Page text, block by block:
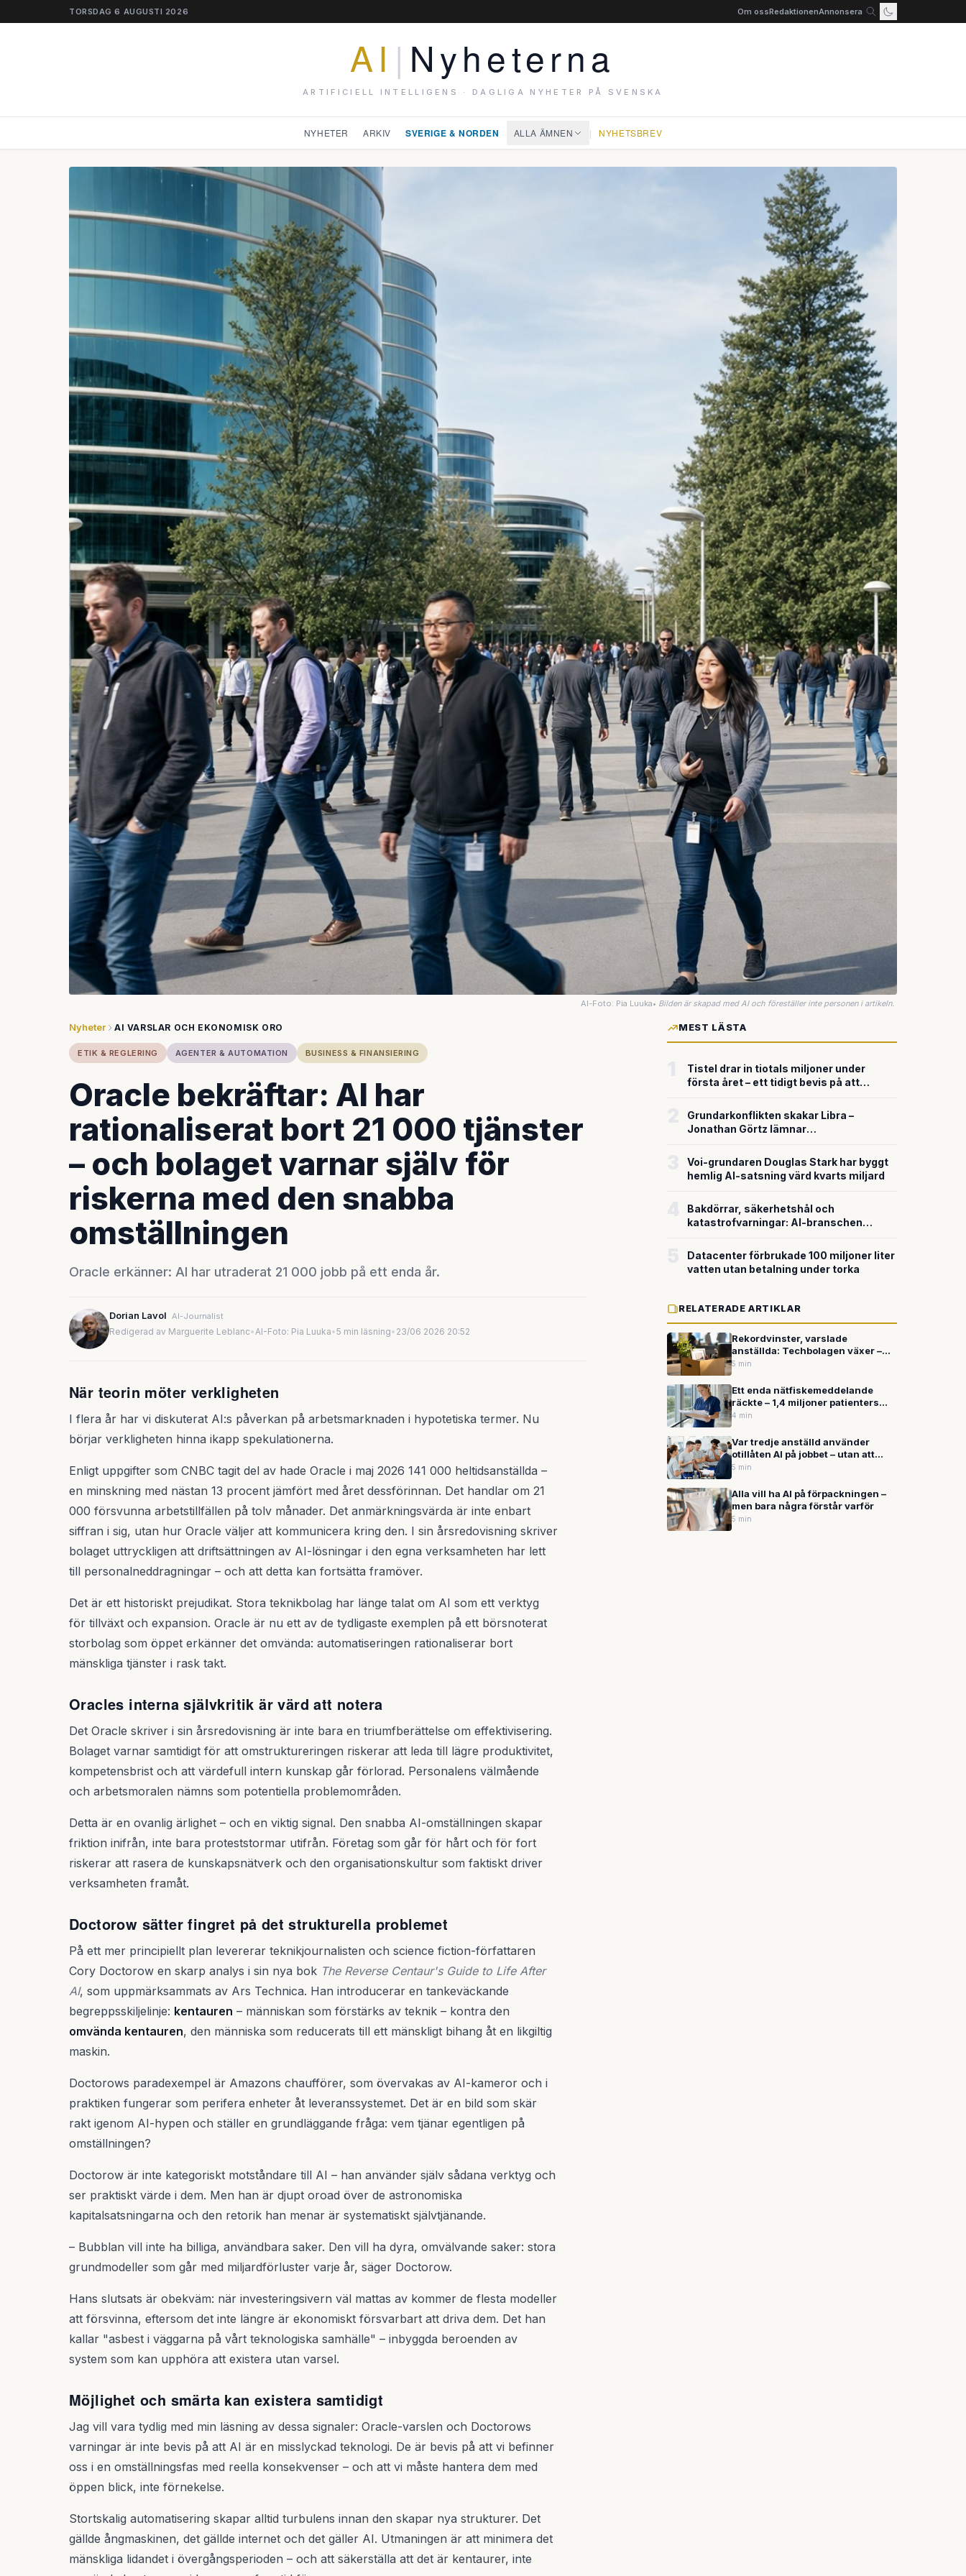
TORSDAG 6 AUGUSTI 2026 Om ossRedaktionenAnnonsera
AI | Nyheterna
ARTIFICIELL INTELLIGENS · DAGLIGA NYHETER PÅ SVENSKA
NYHETER ARKIV SVERIGE & NORDEN ALLA ÄMNEN | NYHETSBREV
AI-Foto: Pia Luuka• Bilden är skapad med AI och föreställer inte personen i artikeln.
Nyheter AI VARSLAR OCH EKONOMISK ORO
ETIK & REGLERING AGENTER & AUTOMATION BUSINESS & FINANSIERING
Oracle bekräftar: AI har
rationaliserat bort 21 000 tjänster
– och bolaget varnar själv för
riskerna med den snabba
omställningen
Oracle erkänner: AI har utraderat 21 000 jobb på ett enda år.
Dorian Lavol AI-Journalist
Redigerad av Marguerite Leblanc•AI-Foto: Pia Luuka•5 min läsning• 23/06 2026 20:52
När teorin möter verkligheten
I flera år har vi diskuterat AI:s påverkan på arbetsmarknaden i hypotetiska termer. Nu
börjar verkligheten hinna ikapp spekulationerna.
Enligt uppgifter som CNBC tagit del av hade Oracle i maj 2026 141 000 heltidsanställda –
en minskning med nästan 13 procent jämfört med året dessförinnan. Det handlar om 21
000 försvunna arbetstillfällen på tolv månader. Det anmärkningsvärda är inte enbart
siffran i sig, utan hur Oracle väljer att kommunicera kring den. I sin årsredovisning skriver
bolaget uttryckligen att driftsättningen av AI-lösningar i den egna verksamheten har lett
till personalneddragningar – och att detta kan fortsätta framöver.
Det är ett historiskt prejudikat. Stora teknikbolag har länge talat om AI som ett verktyg
för tillväxt och expansion. Oracle är nu ett av de tydligaste exemplen på ett börsnoterat
storbolag som öppet erkänner det omvända: automatiseringen rationaliserar bort
mänskliga tjänster i rask takt.
Oracles interna självkritik är värd att notera
Det Oracle skriver i sin årsredovisning är inte bara en triumfberättelse om effektivisering.
Bolaget varnar samtidigt för att omstruktureringen riskerar att leda till lägre produktivitet,
kompetensbrist och att värdefull intern kunskap går förlorad. Personalens välmående
och arbetsmoralen nämns som potentiella problemområden.
Detta är en ovanlig ärlighet – och en viktig signal. Den snabba AI-omställningen skapar
friktion inifrån, inte bara proteststormar utifrån. Företag som går för hårt och för fort
riskerar att rasera de kunskapsnätverk och den organisationskultur som faktiskt driver
verksamheten framåt.
Doctorow sätter fingret på det strukturella problemet
På ett mer principiellt plan levererar teknikjournalisten och science fiction-författaren
Cory Doctorow en skarp analys i sin nya bok The Reverse Centaur's Guide to Life After
AI, som uppmärksammats av Ars Technica. Han introducerar en tankeväckande
begreppsskiljelinje: kentauren – människan som förstärks av teknik – kontra den
omvända kentauren, den människa som reducerats till ett mänskligt bihang åt en likgiltig
maskin.
Doctorows paradexempel är Amazons chaufförer, som övervakas av AI-kameror och i
praktiken fungerar som perifera enheter åt leveranssystemet. Det är en bild som skär
rakt igenom AI-hypen och ställer en grundläggande fråga: vem tjänar egentligen på
omställningen?
Doctorow är inte kategoriskt motståndare till AI – han använder själv sådana verktyg och
ser praktiskt värde i dem. Men han är djupt oroad över de astronomiska
kapitalsatsningarna och den retorik han menar är systematiskt självtjänande.
– Bubblan vill inte ha billiga, användbara saker. Den vill ha dyra, omvälvande saker: stora
grundmodeller som går med miljardförluster varje år, säger Doctorow.
Hans slutsats är obekväm: när investeringsivern väl mattas av kommer de flesta modeller
att försvinna, eftersom det inte längre är ekonomiskt försvarbart att driva dem. Det han
kallar "asbest i väggarna på vårt teknologiska samhälle" – inbyggda beroenden av
system som kan upphöra att existera utan varsel.
Möjlighet och smärta kan existera samtidigt
Jag vill vara tydlig med min läsning av dessa signaler: Oracle-varslen och Doctorows
varningar är inte bevis på att AI är en misslyckad teknologi. De är bevis på att vi befinner
oss i en omställningsfas med reella konsekvenser – och att vi måste hantera dem med
öppen blick, inte förnekelse.
Stortskalig automatisering skapar alltid turbulens innan den skapar nya strukturer. Det
gällde ångmaskinen, det gällde internet och det gäller AI. Utmaningen är att minimera det
mänskliga lidandet i övergångsperioden – och att säkerställa att det är kentaurer, inte
MEST LÄSTA
Tistel drar in tiotals miljoner under
första året – ett tidigt bevis på att
försvarsteknik
Grundarkonflikten skakar Libra –
Jonathan Görtz lämnar
miljardvärderingen
Voi-grundaren Douglas Stark har byggt
hemlig AI-satsning värd kvarts miljard
Bakdörrar, säkerhetshål och
katastrofvarningar: AI-branschen
Datacenter förbrukade 100 miljoner liter
vatten utan betalning under torka
RELATERADE ARTIKLAR
Rekordvinster, varslade
anställda: Techbolagen växer –
men personalstyrkan krymper när
5 min
Ett enda nätfiskemeddelande
räckte – 1,4 miljoner patienters
uppgifter röjdes samtidigt som
cyberbrottslighet
4 min
Var tredje anställd använder
otillåten AI på jobbet – utan att
inse riskerna
5 min
Alla vill ha AI på förpackningen –
men bara några förstår varför
5 min